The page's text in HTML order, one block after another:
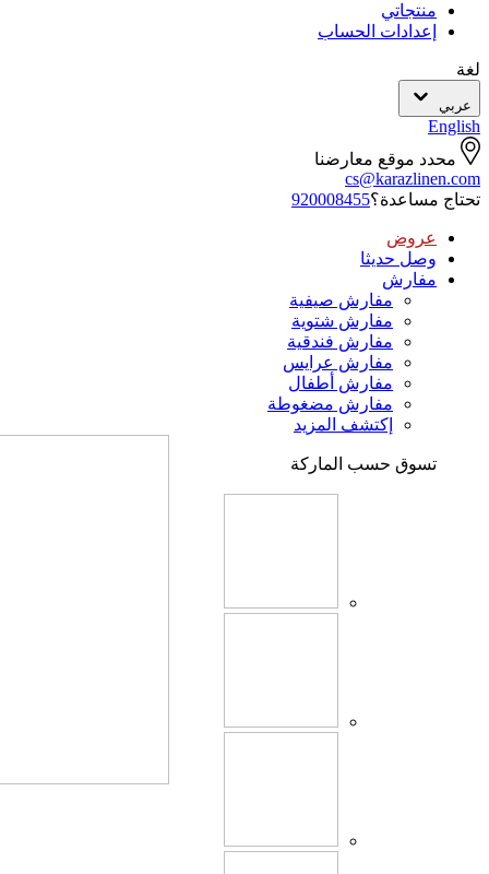
منتجاتي
إعدادات الحساب
لغة
عربي
English
محدد موقع معارضنا
cs@karazlinen.com
تحتاج مساعدة؟920008455
عروض
وصل حديثا
مفارش
مفارش صيفية
مفارش شتوية
مفارش فندقية
مفارش عرايس
مفارش أطفال
مفارش مضغوطة
إكتشف المزيد
تسوق حسب الماركة